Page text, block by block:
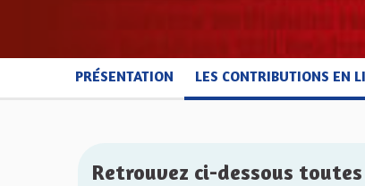
PRÉSENTATION LES CONTRIBUTIONS EN
Retrouvez ci-dessous